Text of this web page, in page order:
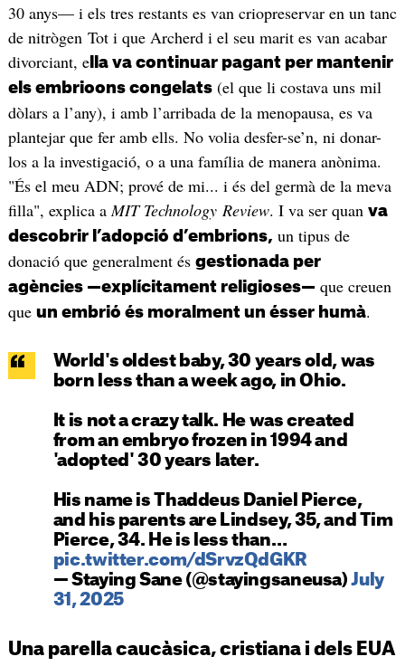
30 anys— i els tres restants es van criopreservar en un tanc
de nitrògen Tot i que Archerd i el seu marit es van acabar
divorciant, ella va continuar pagant per mantenir
els embrioons congelats(el que li costava uns mil
dòlars a l’any), i amb l’arribada de la menopausa, es va
plantejar que fer amb ells. No volia desfer-se’n, ni donar-
los a la investigació, o a una família de manera anònima.
"És el meu ADN; prové de mi... i és del germà de la meva
filla", explica aMIT Technology Review. I va ser quan va
descobrir l’adopció d’embrions, un tipus de
donació que generalment és gestionada per
agències —explícitament religioses— que creuen
que un embrió és moralment un ésser humà.
World's oldest baby, 30 years old, was
born less than a week ago, in Ohio.
It is not a crazy talk. He was created
from an embryo frozen in 1994 and
'adopted' 30 years later.
His name is Thaddeus Daniel Pierce,
and his parents are Lindsey, 35, and Tim
Pierce, 34. He is less than…
pic.twitter.com/dSrvzQdGKR
— Staying Sane (@stayingsaneusa)July
31, 2025
Una parella caucàsica, cristiana i dels EUA